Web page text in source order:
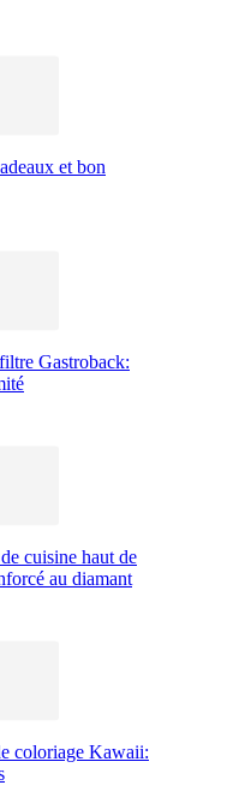
et bon
Gastroback:
cuisine haut de
au diamant
coloriage Kawaii: